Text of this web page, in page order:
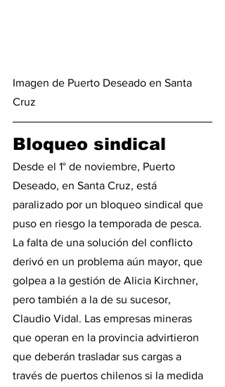
Imagen de Puerto Deseado en Santa
Cruz
Bloqueo sindical
Desde el 1° de noviembre, Puerto
Deseado, en Santa Cruz, está
paralizado por un bloqueo sindical que
puso en riesgo la temporada de pesca.
La falta de una solución del conflicto
derivó en un problema aún mayor, que
golpea a la gestión de Alicia Kirchner,
pero también a la de su sucesor,
Claudio Vidal. Las empresas mineras
que operan en la provincia advirtieron
que deberán trasladar sus cargas a
través de puertos chilenos si la medida